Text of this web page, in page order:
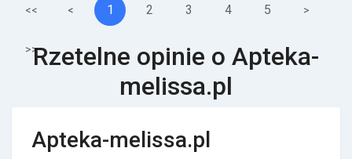
<< < 1 2 3 4 5 >
>>Rzetelne opinie o Apteka-
melissa.pl
Apteka-melissa.pl